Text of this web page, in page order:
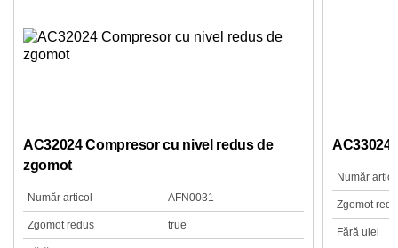
AC32024 Compresor cu nivel redus de
zgomot
Număr articol AFN0031
Zgomot redus true
AC33024
Număr
Zgomot
Fără ulei